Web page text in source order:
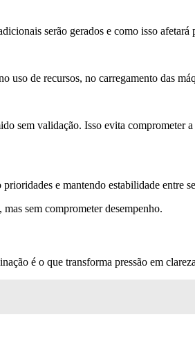
serão gerados e como isso afetará
de recursos, no carregamento das
sem validação. Isso evita comprometer a
e mantendo estabilidade entre
sem comprometer desempenho.
é o que transforma pressão em